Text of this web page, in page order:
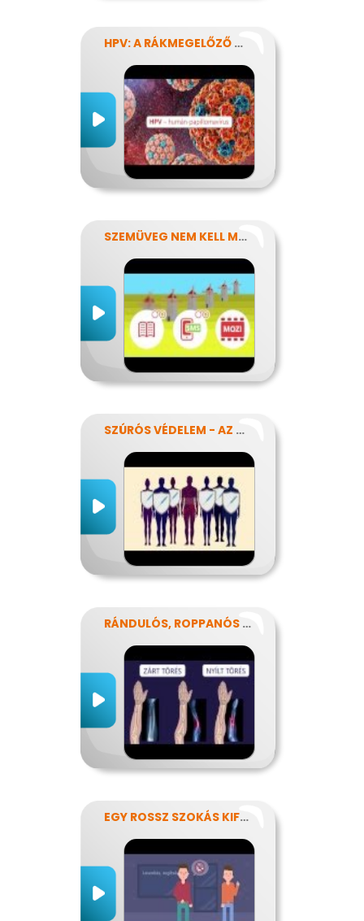
HPV: A RÁKMEGELŐZŐ OLTÁS
SZEMÜVEG NEM KELL MÉG?
SZÚRÓS VÉDELEM - AZ OLTÁSOKRÓL
RÁNDULÓS, ROPPANÓS BALESETEK
EGY ROSSZ SZOKÁS KIFÜSTÖLÉSE